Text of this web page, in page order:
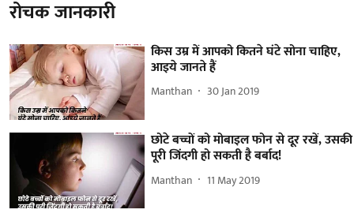
रोचक जानकारी
किस उम्र में आपको कितने घंटे सोना चाहिए,
आइये जानते हैं
Manthan 30 Jan 2019
छोटे बच्चों को मोबाइल फोन से दूर रखें, उसकी
पूरी जिंदगी हो सकती है बर्बाद!
Manthan 11 May 2019